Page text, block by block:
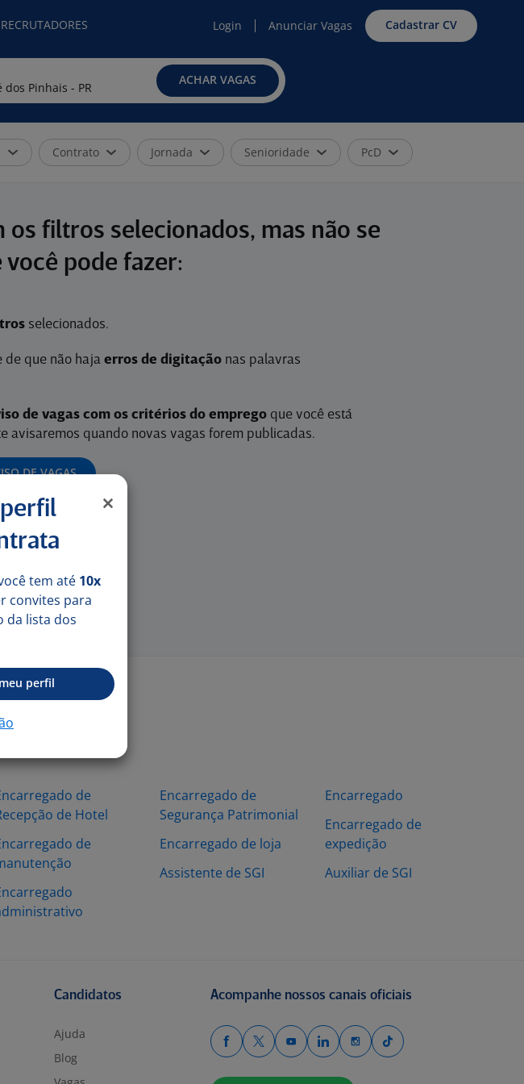
RECRUTADORES Login Anunciar Vagas Cadastrar CV
ACHAR VAGAS
Contrato Jornada Senioridade PcD
os filtros selecionados, mas não se
pode fazer:
selecionados.
de que não haja erros de digitaçãonas palavras
de vagas com os critérios do empregoque você está
avisaremos quando novas vagas forem publicadas.
DE VAGAS
de
de Hotel
de
Encarregado de
Segurança Patrimonial
Encarregado de loja
Assistente de SGI
Encarregado
Encarregado de
expedição
Auxiliar de SGI
perfil
tem até 10x
convites para
da lista dos
perfil
Candidatos
Ajuda
Blog
Acompanhe nossos canais oficiais